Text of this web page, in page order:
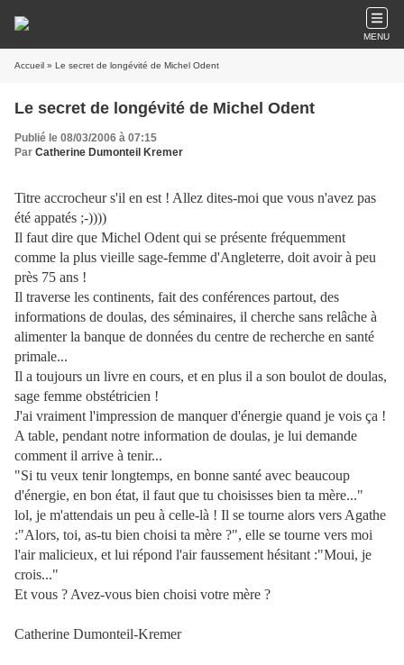
MENU
Accueil » Le secret de longévité de Michel Odent
Le secret de longévité de Michel Odent
Publié le 08/03/2006 à 07:15
Par Catherine Dumonteil Kremer
Titre accrocheur s'il en est ! Allez dites-moi que vous n'avez pas
été appatés ;-))))
Il faut dire que Michel Odent qui se présente fréquemment
comme la plus vieille sage-femme d'Angleterre, doit avoir à peu
près 75 ans !
Il traverse les continents, fait des conférences partout, des
informations de doulas, des séminaires, il cherche sans relâche à
alimenter la banque de données du centre de recherche en santé
primale...
Il a toujours un livre en cours, et en plus il a son boulot de doulas,
sage femme obstétricien !
J'ai vraiment l'impression de manquer d'énergie quand je vois ça !
A table, pendant notre information de doulas, je lui demande
comment il arrive à tenir...
"Si tu veux tenir longtemps, en bonne santé avec beaucoup
d'énergie, en bon état, il faut que tu choisisses bien ta mère..."
lol, je m'attendais un peu à celle-là ! Il se tourne alors vers Agathe
:"Alors, toi, as-tu bien choisi ta mère ?", elle se tourne vers moi
l'air malicieux, et lui répond l'air faussement hésitant :"Moui, je
crois..."
Et vous ? Avez-vous bien choisi votre mère ?
Catherine Dumonteil-Kremer